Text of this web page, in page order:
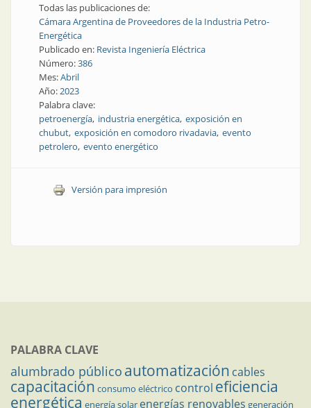
Todas las publicaciones de:
Cámara Argentina de Proveedores de la Industria Petro-
Energética
Publicado en: Revista Ingeniería Eléctrica
Número:386
Mes:Abril
Año: 2023
Palabra clave:
petroenergía industria energética exposición en
chubut exposición en comodoro rivadavia evento
petrolero evento energético
Versión para impresión
PALABRA CLAVE
alumbrado público automatización cables
capacitación consumo eléctrico control eficiencia
energética energía solar energías renovables generación